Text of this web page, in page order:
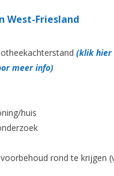
West-Friesland
(klik hier
meer info)
huis
rond te krijgen